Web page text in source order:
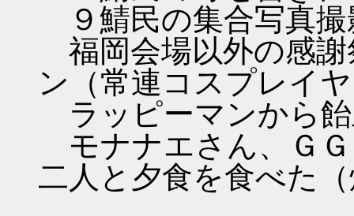
９鯖民の集合写真撮
福岡会場以外の感
ン（常連コスプレイ
ラッピーマンから
モナナエさん、Ｇ
二人と夕食を食べた